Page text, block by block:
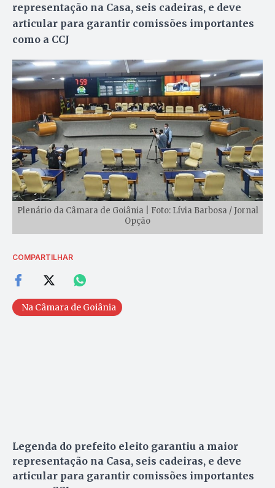
representação na Casa, seis cadeiras, e deve
articular para garantir comissões importantes
como a CCJ
Plenário da Câmara de Goiânia | Foto: Lívia Barbosa / Jornal
Opção
COMPARTILHAR
Na Câmara de Goiânia
Legenda do prefeito eleito garantiu a maior
representação na Casa, seis cadeiras, e deve
articular para garantir comissões importantes